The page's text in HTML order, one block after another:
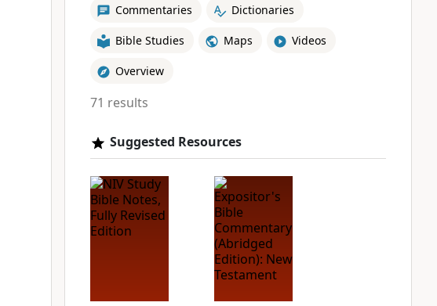
Commentaries Dictionaries
Bible Studies Maps Videos
Overview
71 results
Suggested Resources